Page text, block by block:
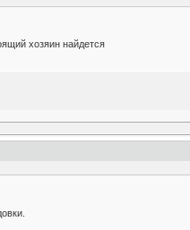
хозяин найдется